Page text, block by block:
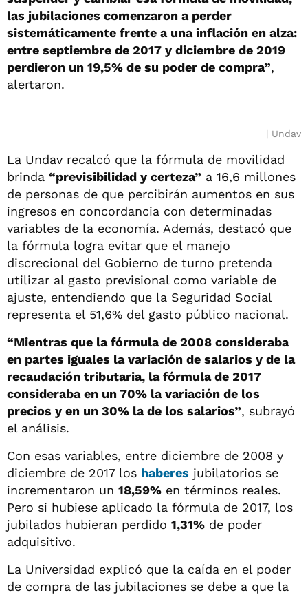
las jubilaciones comenzaron a perder
sistemáticamente frente a una inflación en alza:
entre septiembre de 2017 y diciembre de 2019
perdieron un 19,5% de su poder de compra”,
alertaron.
Undav
La Undav recalcó que la fórmula de movilidad
brinda “previsibilidad y certeza” a 16,6 millones
de personas de que percibirán aumentos en sus
ingresos en concordancia con determinadas
variables de la economía. Además, destacó que
la fórmula logra evitar que el manejo
discrecional del Gobierno de turno pretenda
utilizar al gasto previsional como variable de
ajuste, entendiendo que la Seguridad Social
representa el 51,6% del gasto público nacional.
“Mientras que la fórmula de 2008 consideraba
en partes iguales la variación de salarios y de la
recaudación tributaria, la fórmula de 2017
consideraba en un 70% la variación de los
precios y en un 30% la de los salarios”, subrayó
el análisis.
Con esas variables, entre diciembre de 2008 y
diciembre de 2017 los haberes jubilatorios se
incrementaron un 18,59% en términos reales.
Pero si hubiese aplicado la fórmula de 2017, los
jubilados hubieran perdido 1,31% de poder
adquisitivo.
La Universidad explicó que la caída en el poder
de compra de las jubilaciones se debe a que la